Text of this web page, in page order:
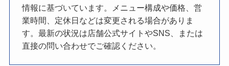
情報に基づいています。メニュー構成や価格、営
業時間、定休日などは変更される場合がありま
す。最新の状況は店舗公式サイトやSNS、または
直接の問い合わせでご確認ください。